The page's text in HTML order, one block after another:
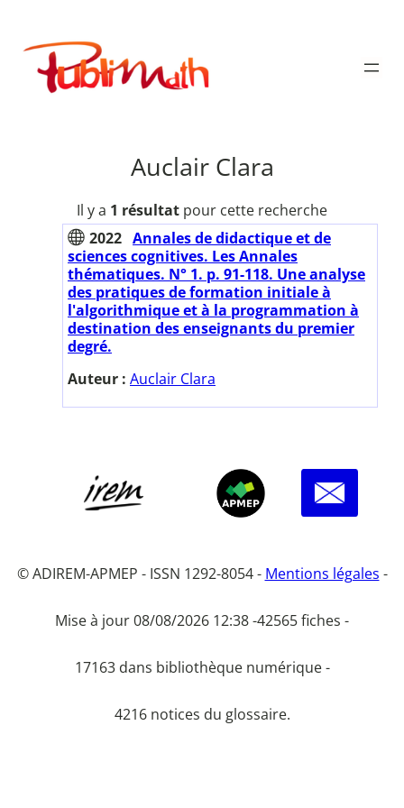
contenu
Publimath
Auclair Clara
Il y a 1 résultat pour cette recherche
2022 Annales de didactique et de
sciences cognitives. Les Annales
thématiques. N° 1. p. 91-118. Une analyse
des pratiques de formation initiale à
l'algorithmique et à la programmation à
destination des enseignants du premier
degré.
Auteur : Auclair Clara
© ADIREM-APMEP - ISSN 1292-8054 - Mentions légales -
Mise à jour 08/08/2026 12:38 -42565 fiches -
17163 dans bibliothèque numérique -
4216 notices du glossaire.